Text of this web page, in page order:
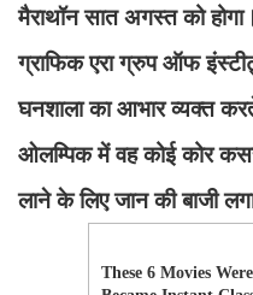
मैराथॉन सात अगस्त को
ग्राफिक एरा ग्रुप ऑफ
घनशाला का आभार व्यक्त
ओलम्पिक में वह कोई कोर
लाने के लिए जान की बाजी